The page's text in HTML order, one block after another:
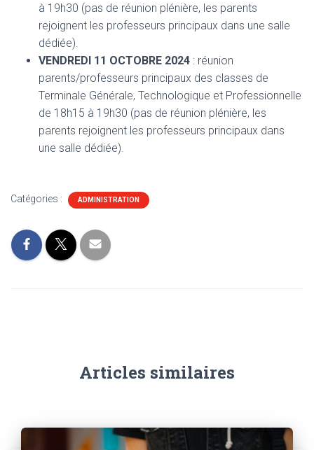
à 19h30 (pas de réunion plénière, les parents
rejoignent les professeurs principaux dans une salle
dédiée).
VENDREDI 11 OCTOBRE 2024 : réunion
parents/professeurs principaux des classes de
Terminale Générale, Technologique et Professionnelle
de 18h15 à 19h30 (pas de réunion plénière, les
parents rejoignent les professeurs principaux dans
une salle dédiée).
Catégories : ADMINISTRATION
Articles similaires